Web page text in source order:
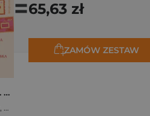
Osiem tygodni lata. Opowiadania na wakacje
, Marta Bijan
=65,63 zł
ZAMÓW ZESTAW